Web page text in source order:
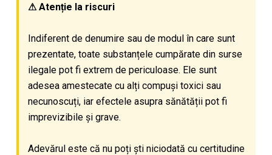
⚠ Atenție la riscuri
Indiferent de denumire sau de modul în care sunt
prezentate, toate substanțele cumpărate din surse
ilegale pot fi extrem de periculoase. Ele sunt
adesea amestecate cu alți compuși toxici sau
necunoscuți, iar efectele asupra sănătății pot fi
imprevizibile și grave.
Adevărul este că nu poți ști niciodată cu certitudine